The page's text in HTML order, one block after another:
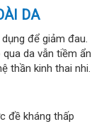
DA
để giảm đau.
da vẫn tiềm ẩn
thần kinh thai nhi.
đề kháng thấp